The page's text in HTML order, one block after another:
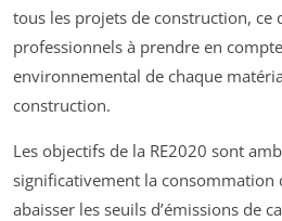
tous les projets de construction, ce
professionnels à prendre en
environnemental de chaque
construction.
Les objectifs de la RE2020 sont
significativement la consommation
abaisser les seuils d’émissions de